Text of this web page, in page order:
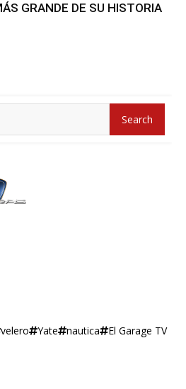
GRANDE DE SU HISTORIA
Search
velero Yate nautica El Garage TV